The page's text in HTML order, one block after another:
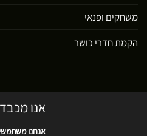
משחקים ופנאי
הקמת חדרי כושר
פרוייקטים
אנו
אנחנו